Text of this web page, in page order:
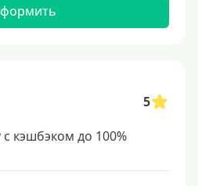
5
кэшбэком до 100%